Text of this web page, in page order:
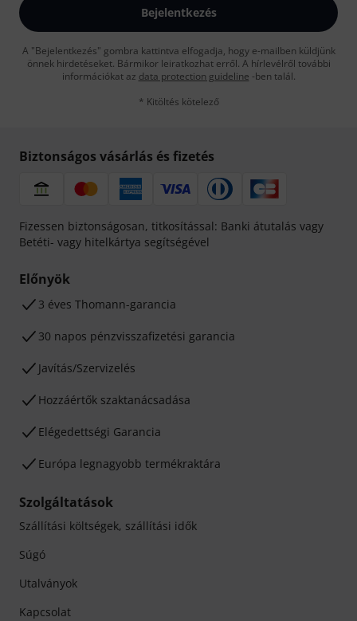
Bejelentkezés
A "Bejelentkezés" gombra kattintva elfogadja, hogy e-mailben küldjünk
önnek hirdetéseket. Bármikor leiratkozhat erről. A hírlevélről további
információkat az data protection guideline -ben talál.
* Kitöltés kötelező
Biztonságos vásárlás és fizetés
Fizessen biztonságosan, titkosítással: Banki átutalás vagy
Betéti- vagy hitelkártya segítségével
Előnyök
3 éves Thomann-garancia
30 napos pénzvisszafizetési garancia
Javítás/Szervizelés
Hozzáértők szaktanácsadása
Elégedettségi Garancia
Európa legnagyobb termékraktára
Szolgáltatások
Szállítási költségek, szállítási idők
Súgó
Utalványok
Kapcsolat